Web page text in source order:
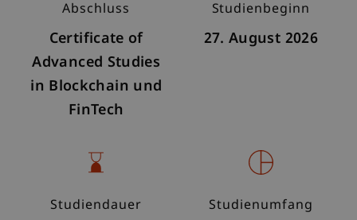
Abschluss
Certificate of
Advanced Studies
in Blockchain und
FinTech
Studienbeginn
27. August 2026
Studiendauer Studienumfang